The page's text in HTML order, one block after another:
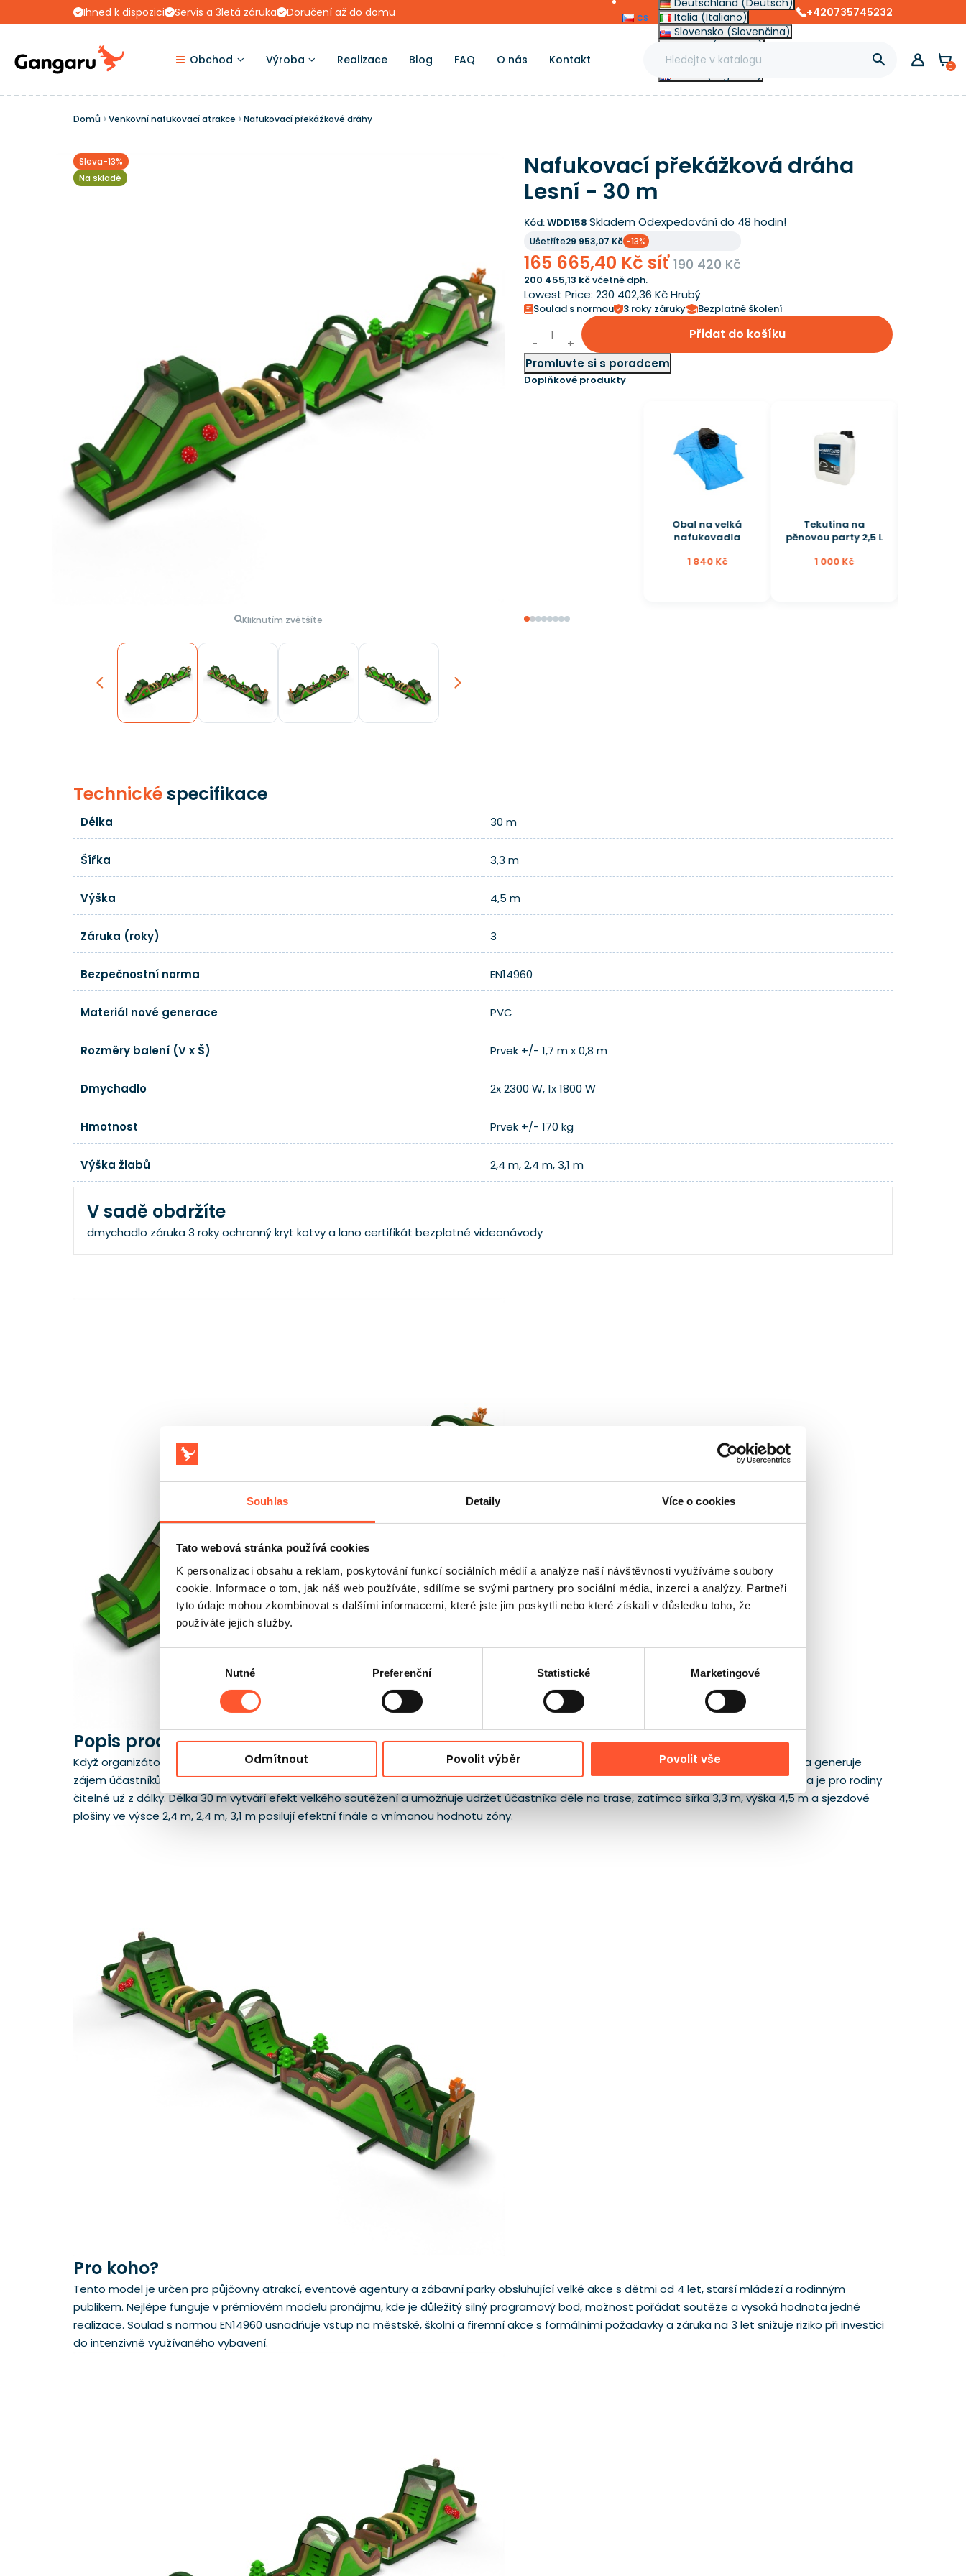
Souhlas Detaily Více o cookies
Tato webová stránka používá cookies
K personalizaci obsahu a reklam, poskytování funkcí sociálních médií a analýze naší návštěvnosti využíváme soubory
cookie. Informace o tom, jak náš web používáte, sdílíme se svými partnery pro sociální média, inzerci a analýzy. Partneři
tyto údaje mohou zkombinovat s dalšími informacemi, které jste jim poskytli nebo které získali v důsledku toho, že
používáte jejich služby.
Nutné Preferenční Statistické Marketingové
Odmítnout Povolit výběr Povolit vše
Ihned k dispozici Servis a 3letá záruka Doručení až do domu cs
Deutschland (Deutsch)
Italia (Italiano)
Slovensko (Slovenčina)
France (Français)
Magyarország (Magyar)
Other (English €)
+420735745232
Obchod Výroba Realizace Blog FAQ O nás Kontakt  0
Domů Venkovní nafukovací atrakce Nafukovací překážkové dráhy
Sleva-13%
Na skladě
Kliknutím zvětšíte
Previous
Nafukovací překážková dráha
Lesní - 30 m
Kód:WDD158 SklademOdexpedování do 48 hodin!
Ušetříte29 953,07 Kč -13%
165 665,40 Kč síť 190 420 Kč
200 455,13 kčvčetně dph.
Lowest Price: 230 402,36 Kč Hrubý
Soulad s normou 3 roky záruky Bezplatné školení
Přidat do košíku
Promluvte si s poradcem
Doplňkové produkty
Tekutina na
pěnovou party 2,5 L
1 000 Kč
Vozík na
nafukovadla XL
6 680 Kč
Technickéspecifikace
Délka 30 m
Šířka 3,3 m
Výška 4,5 m
Záruka (roky) 3
Bezpečnostní norma EN14960
Materiál nové generace PVC
Rozměry balení (V x Š) Prvek +/- 1,7 m x 0,8 m
Dmychadlo 2x 2300 W, 1x 1800 W
Hmotnost Prvek +/- 170 kg
Výška žlabů 2,4 m, 2,4 m, 3,1 m
V sadě obdržíte
dmychadlo záruka 3 rokyochranný kryt kotvy a lano certifikát bezplatné videonávody
Popis produktu
Když organizátor potřebuje atrakci, která okamžitě buduje měřítko akce, dlouhá lesní dráha se stává viditelným bodem programu a sama generuje
zájem účastníků. Motiv stromů, kmenů a lesních zvířat usnadňuje prodej na velké pikniky, městské dny a sponzorované akce, protože téma je pro rodiny
čitelné už z dálky. Délka 30 m vytváří efekt velkého soutěžení a umožňuje udržet účastníka déle na trase, zatímco šířka 3,3 m, výška 4,5 m a sjezdové
plošiny ve výšce 2,4 m, 2,4 m, 3,1 m posilují efektní finále a vnímanou hodnotu zóny.
Pro koho?
Tento model je určen pro půjčovny atrakcí, eventové agentury a zábavní parky obsluhující velké akce s dětmi od 4 let, starší mládeží a rodinným
publikem. Nejlépe funguje v prémiovém modelu pronájmu, kde je důležitý silný programový bod, možnost pořádat soutěže a vysoká hodnota jedné
realizace. Soulad s normou EN14960 usnadňuje vstup na městské, školní a firemní akce s formálními požadavky a záruka na 3 let snižuje riziko při investici
do intenzivně využívaného vybavení.